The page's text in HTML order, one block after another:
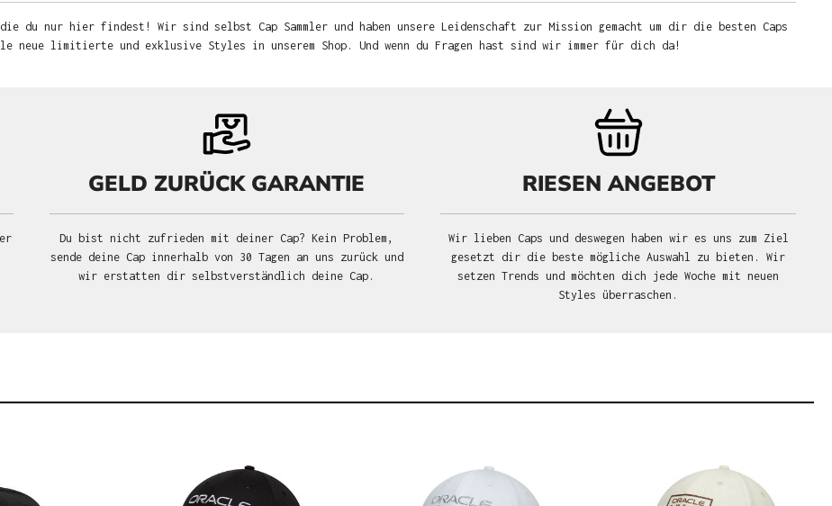
du nur hier findest! Wir sind selbst Cap Sammler und haben unsere Leidenschaft zur Mission gemacht um dir die besten Caps
neue limitierte und exklusive Styles in unserem Shop. Und wenn du Fragen hast sind wir immer für dich da!
GELD ZURÜCK GARANTIE
Du bist nicht zufrieden mit deiner Cap? Kein Problem,
sende deine Cap innerhalb von 30 Tagen an uns zurück und
wir erstatten dir selbstverständlich deine Cap.
RIESEN ANGEBOT
Wir lieben Caps und deswegen haben wir es uns zum Ziel
gesetzt dir die beste mögliche Auswahl zu bieten. Wir
setzen Trends und möchten dich jede Woche mit neuen
Styles überraschen.